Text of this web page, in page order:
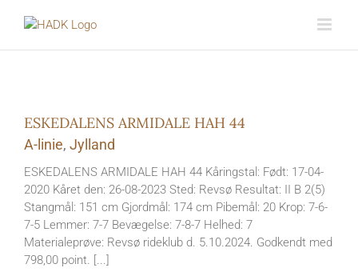
ESKEDALENS ARMIDALE HAH 44
A-linie, Jylland
ESKEDALENS ARMIDALE HAH 44 Kåringstal: Født: 17-04-
2020 Kåret den: 26-08-2023 Sted: Revsø Resultat: II B 2(5)
Stangmål: 151 cm Gjordmål: 174 cm Pibemål: 20 Krop: 7-6-
7-5 Lemmer: 7-7 Bevægelse: 7-8-7 Helhed: 7
Materialeprøve: Revsø rideklub d. 5.10.2024. Godkendt med
798,00 point. [...]